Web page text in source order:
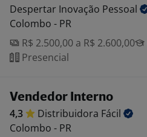
Despertar Inovação Pessoal
Colombo - PR
R$ 2.500,00 a R$ 2.600,00
Presencial
Vendedor Interno
4,3 Distribuidora Fácil
Colombo - PR